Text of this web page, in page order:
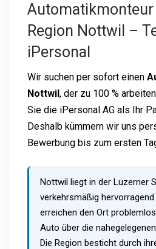
Region Nottwil –
iPersonal
Wir suchen per sofort einen
Nottwil, der zu 100 %
Sie die iPersonal AG als Ihr
Deshalb kümmern wir uns
Bewerbung bis zum ersten
Nottwil liegt in der Luzerner
verkehrsmäßig hervorragend
erreichen den Ort
Auto über die
Die Region besticht durch